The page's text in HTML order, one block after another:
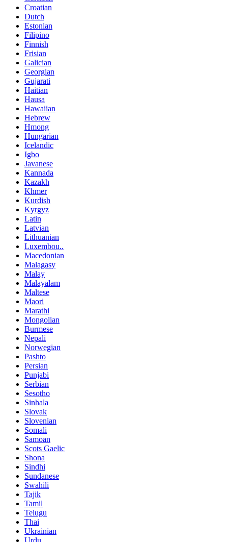
Croatian
Dutch
Estonian
Filipino
Finnish
Frisian
Galician
Georgian
Gujarati
Haitian
Hausa
Hawaiian
Hebrew
Hmong
Hungarian
Icelandic
Igbo
Javanese
Kannada
Kazakh
Khmer
Kurdish
Kyrgyz
Latin
Latvian
Lithuanian
Luxembou..
Macedonian
Malagasy
Malay
Malayalam
Maltese
Maori
Marathi
Mongolian
Burmese
Nepali
Norwegian
Pashto
Persian
Punjabi
Serbian
Sesotho
Sinhala
Slovak
Slovenian
Somali
Samoan
Scots Gaelic
Shona
Sindhi
Sundanese
Swahili
Tajik
Tamil
Telugu
Thai
Ukrainian
Urdu